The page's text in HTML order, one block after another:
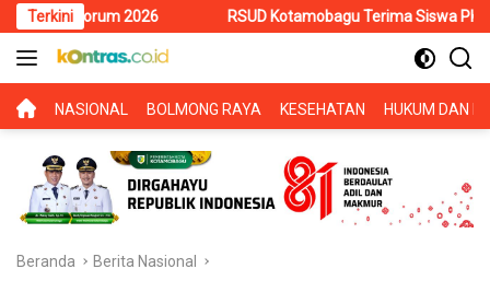
Langsung
ke
konten
Terkini
2026 RSUD Kotamobagu Terima Siswa PKL SMK
BERANDA
NASIONAL BOLMONG RAYA KESEHATAN HUKUM DAN
Beranda Berita Nasional